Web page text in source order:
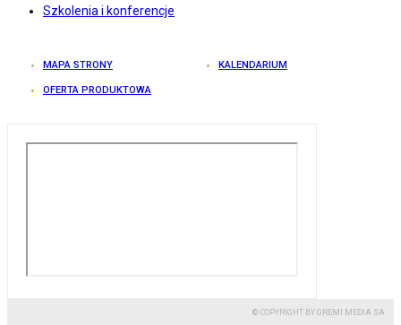
Szkolenia i konferencje
MAPA STRONY KALENDARIUM
OFERTA PRODUKTOWA
© COPYRIGHT BY GREMI MEDIA SA